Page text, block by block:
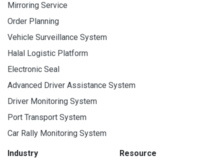
Mirroring Service
Order Planning
Vehicle Surveillance System
Halal Logistic Platform
Electronic Seal
Advanced Driver Assistance System
Driver Monitoring System
Port Transport System
Car Rally Monitoring System
Industry
Resource